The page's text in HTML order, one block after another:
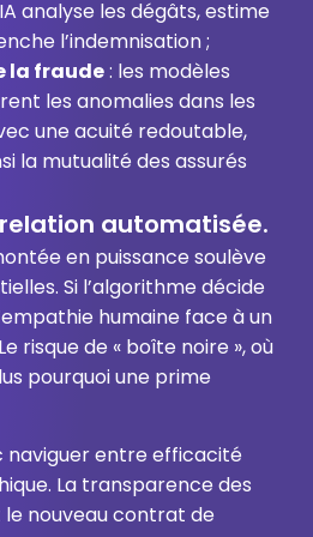
analyse les dégâts, estime
l’indemnisation ;
la fraude: les modèles
les anomalies dans les
une acuité redoutable,
la mutualité des assurés
automatisée.
en puissance soulève
Si l’algorithme décide
humaine face à un
risque de « boîte noire », où
pourquoi une prime
naviguer entre efficacité
La transparence des
nouveau contrat de